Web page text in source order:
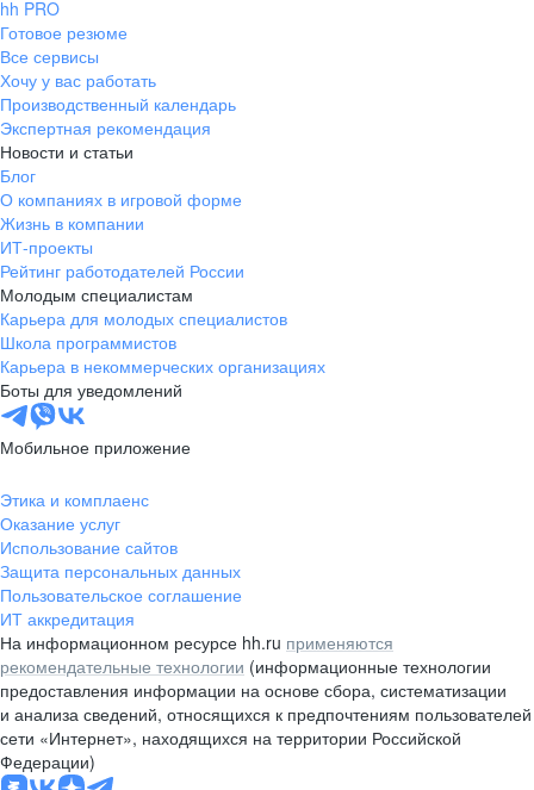
hh PRO
Готовое резюме
Все сервисы
Хочу у вас работать
Производственный календарь
Экспертная рекомендация
Новости и статьи
Блог
О компаниях в игровой форме
Жизнь в компании
ИТ-проекты
Рейтинг работодателей России
Молодым специалистам
Карьера для молодых специалистов
Школа программистов
Карьера в некоммерческих организациях
Боты для уведомлений
Мобильное приложение
Этика и комплаенс
Оказание услуг
Использование сайтов
Защита персональных данных
Пользовательское соглашение
ИТ аккредитация
На информационном ресурсе hh.ru применяются
рекомендательные технологии (информационные технологии
предоставления информации на основе сбора, систематизации
и анализа сведений, относящихся к предпочтениям пользователей
сети «Интернет», находящихся на территории Российской
Федерации)